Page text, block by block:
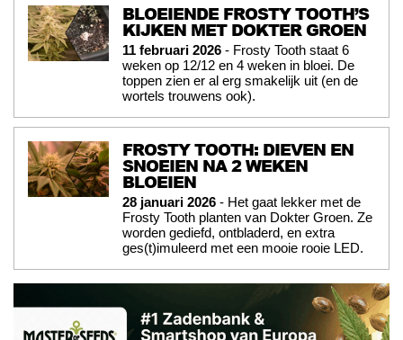
BLOEIENDE FROSTY TOOTH’S
KIJKEN MET DOKTER GROEN
11 februari 2026 - Frosty Tooth staat 6
weken op 12/12 en 4 weken in bloei. De
toppen zien er al erg smakelijk uit (en de
wortels trouwens ook).
FROSTY TOOTH: DIEVEN EN
SNOEIEN NA 2 WEKEN
BLOEIEN
28 januari 2026 - Het gaat lekker met de
Frosty Tooth planten van Dokter Groen. Ze
worden gediefd, ontbladerd, en extra
ges(t)imuleerd met een mooie rooie LED.